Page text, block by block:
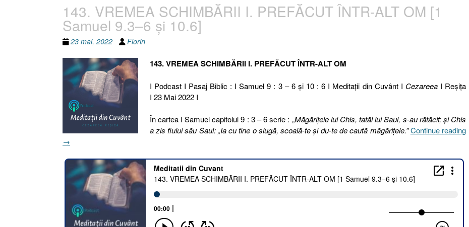
143. VREMEA SCHIMBĂRII I. PREFĂCUT ÎNTR-ALT OM [1
Samuel 9.3–6 şi 10.6]
23 mai, 2022 Florin
143. VREMEA SCHIMBĂRII I. PREFĂCUT ÎNTR-ALT OM
I Podcast I Pasaj Biblic : I Samuel 9 : 3 – 6 şi 10 : 6 I Meditaţii din Cuvânt I CezareeaI Reşiţa
I 23 Mai 2022 I
În cartea I Samuel capitolul 9 : 3 – 6 scrie : „Măgăriţele lui Chis, tatăl lui Saul, s-au rătăcit; şi Chis
a zis fiului său Saul: „Ia cu tine o slugă, scoală-te şi du-te de caută măgăriţele.” Continue reading
→